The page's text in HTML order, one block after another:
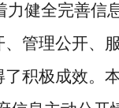
力健全完善信
管理公开、
积极成效。